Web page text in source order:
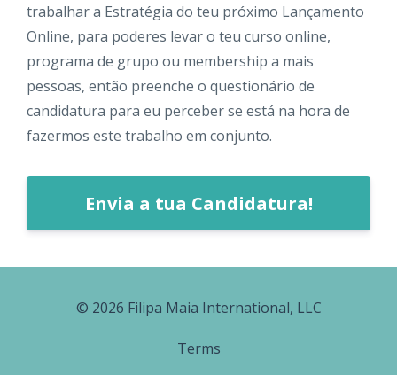
trabalhar a Estratégia do teu próximo Lançamento
Online, para poderes levar o teu curso online,
programa de grupo ou membership a mais
pessoas, então preenche o questionário de
candidatura para eu perceber se está na hora de
fazermos este trabalho em conjunto.
Envia a tua Candidatura!
© 2026 Filipa Maia International, LLC
Terms